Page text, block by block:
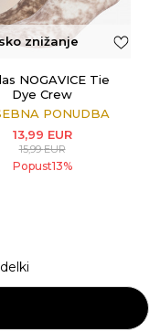
znižanje
NOGAVICE Tie
Dye Crew
PONUDBA
13,99 EUR
15,99EUR
Popust13%